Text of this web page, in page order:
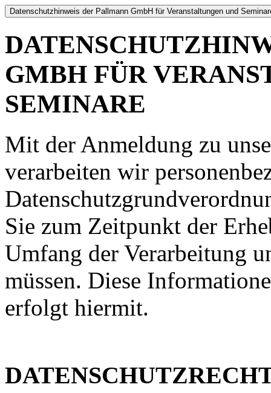
Datenschutzhinweis der Pallmann GmbH für Veranstaltungen und
GMBH FÜR
SEMINARE
Mit der Anmeldung zu
verarbeiten wir
Sie zum Zeitpunkt der
Umfang der Verarbeitung
müssen. Diese
erfolgt hiermit.